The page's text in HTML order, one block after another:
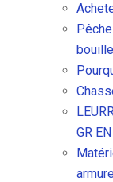
GR